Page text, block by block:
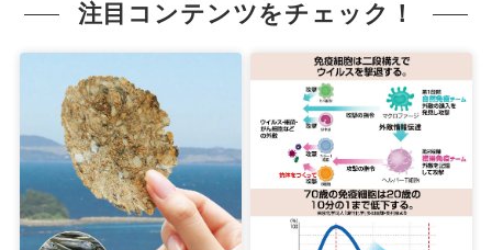
注目コンテンツをチェック！